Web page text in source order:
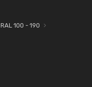
RAL 100 - 190